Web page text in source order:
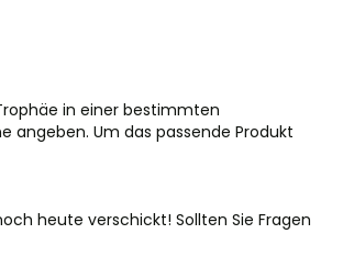
in einer bestimmten
angeben. Um das passende Produkt
heute verschickt! Sollten Sie Fragen